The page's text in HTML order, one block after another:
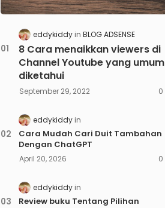
eddykiddy BLOG ADSENSE
8 Cara menaikkan viewers di
Channel Youtube yang umum
diketahui
September 29, 2022 0
eddykiddy
Cara Mudah Cari Duit Tambahan
Dengan ChatGPT
April 20, 2026 0
eddykiddy
Review buku Tentang Pilihan